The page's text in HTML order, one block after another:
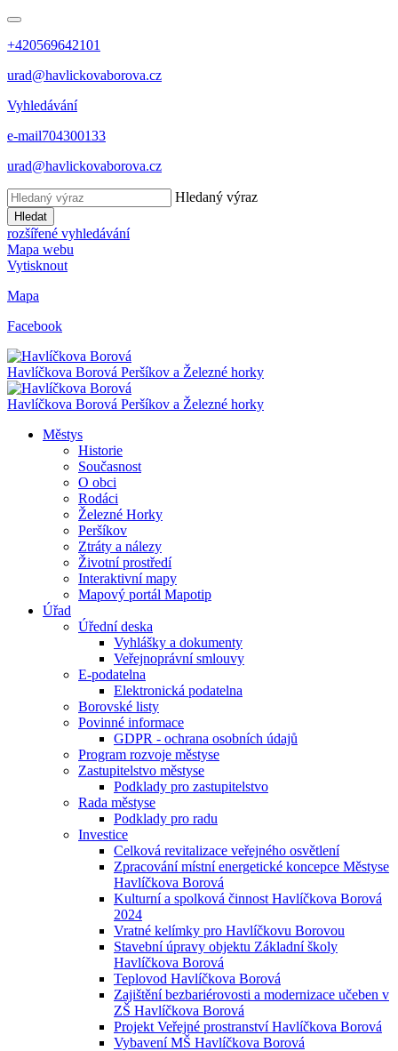
+420569642101
urad@havlickovaborova.cz
Vyhledávání
e-mail704300133
urad@havlickovaborova.cz
Hledaný výraz
Hledat
rozšířené vyhledávání
Mapa webu
Vytisknout
Mapa
Facebook
Havlíčkova Borová Peršíkov a Železné horky
Havlíčkova Borová Peršíkov a Železné horky
Městys
Historie
Současnost
O obci
Rodáci
Železné Horky
Peršíkov
Ztráty a nálezy
Životní prostředí
Interaktivní mapy
Mapový portál Mapotip
Úřad
Úřední deska
Vyhlášky a dokumenty
Veřejnoprávní smlouvy
E-podatelna
Elektronická podatelna
Borovské listy
Povinné informace
GDPR - ochrana osobních údajů
Program rozvoje městyse
Zastupitelstvo městyse
Podklady pro zastupitelstvo
Rada městyse
Podklady pro radu
Investice
Celková revitalizace veřejného osvětlení
Zpracování místní energetické koncepce Městyse
Havlíčkova Borová
Kulturní a spolková činnost Havlíčkova Borová
2024
Vratné kelímky pro Havlíčkovu Borovou
Stavební úpravy objektu Základní školy
Havlíčkova Borová
Teplovod Havlíčkova Borová
Zajištění bezbariérovosti a modernizace učeben v
ZŠ Havlíčkova Borová
Projekt Veřejné prostranství Havlíčkova Borová
Vybavení MŠ Havlíčkova Borová